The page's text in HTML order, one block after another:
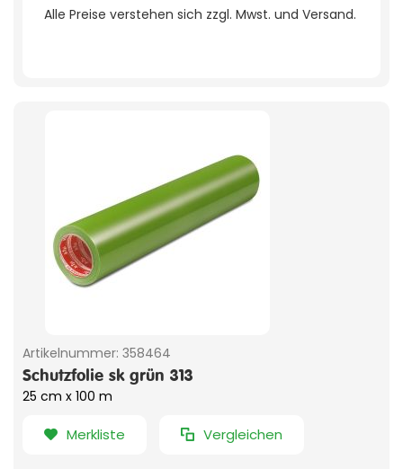
Alle Preise verstehen sich zzgl. Mwst. und Versand.
Artikelnummer: 358464
Schutzfolie sk grün 313
25 cm x 100 m
Merkliste Vergleichen